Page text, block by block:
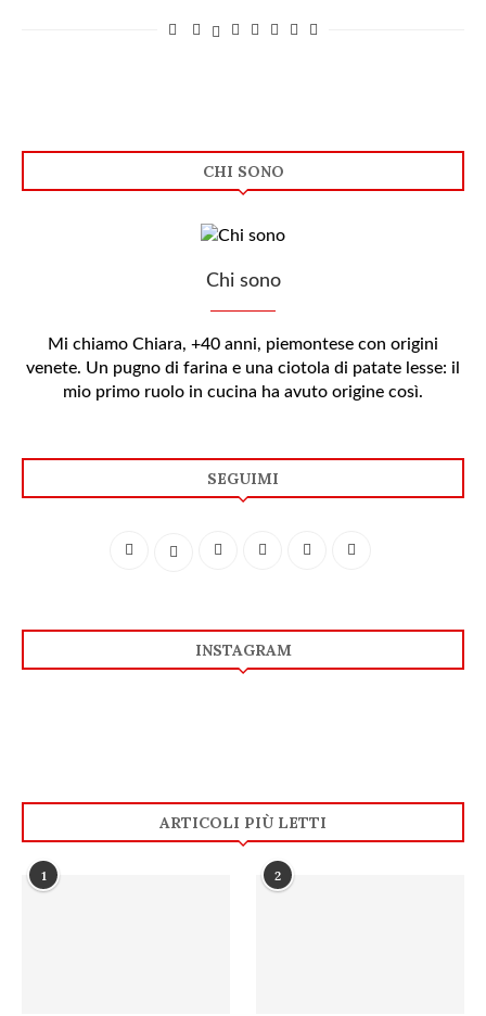
CHI SONO
Chi sono
Mi chiamo Chiara, +40 anni, piemontese con origini
venete. Un pugno di farina e una ciotola di patate lesse: il
mio primo ruolo in cucina ha avuto origine così.
SEGUIMI
INSTAGRAM
ARTICOLI PIÙ LETTI
1 2